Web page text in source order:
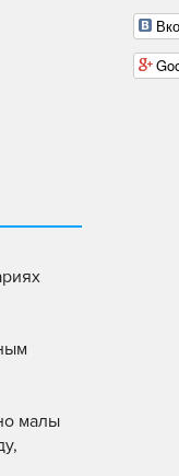
малы